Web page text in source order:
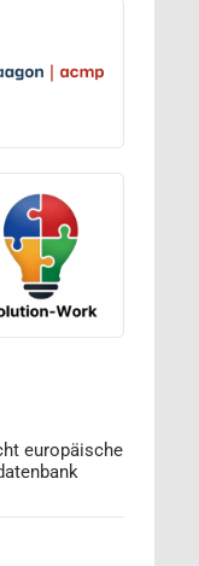
europäische